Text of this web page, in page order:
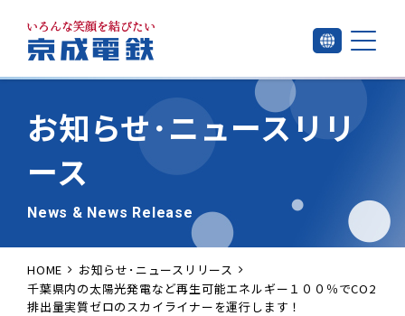
お知らせ･ニュースリリ
ース
News & News Release
HOME
お知らせ･ニュースリリース
千葉県内の太陽光発電など再生可能エネルギー１００％でCO2
排出量実質ゼロのスカイライナーを運行します！